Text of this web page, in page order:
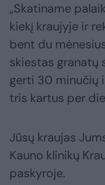
„Skatiname
kiekį kraujyje ir
bent du
skiestas granatų
gerti 30 minučių
tris kartus per
Jūsų kraujas
Kauno klinikų
paskyroje.